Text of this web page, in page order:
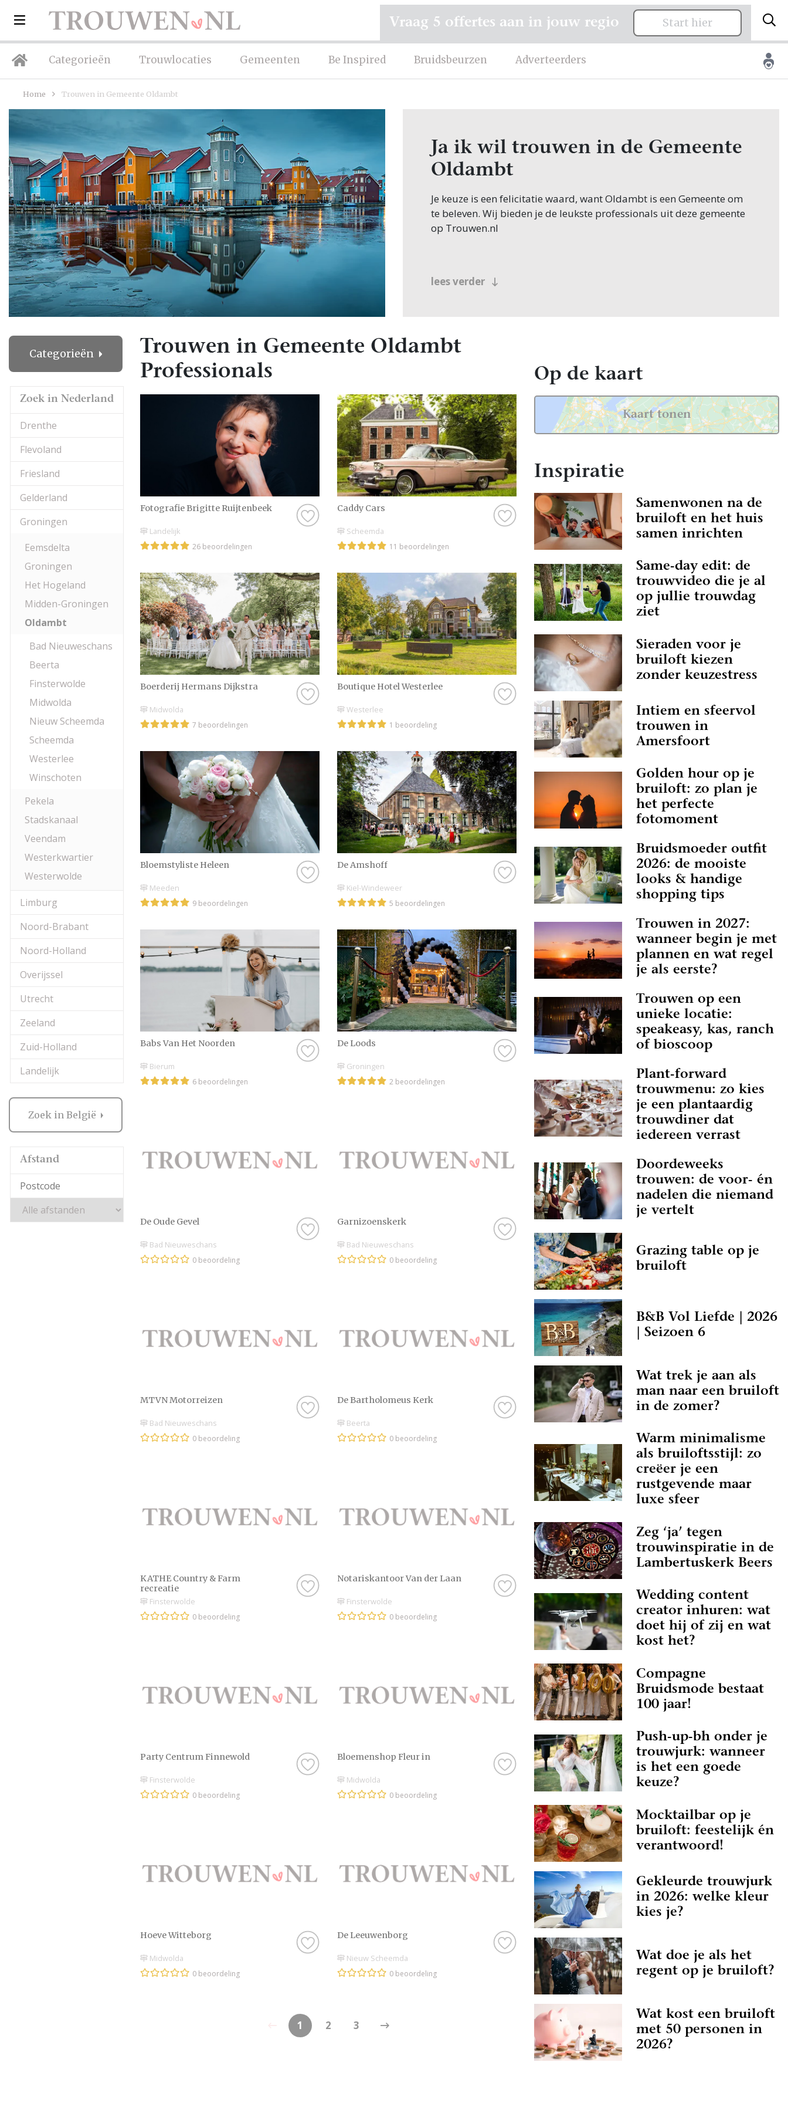
Categorieën Trouwlocaties Gemeenten Be Inspired Bruidsbeurzen Adverteerders
Vraag 5 offertes aan in jouw regio Start hier
Home Trouwen in Gemeente Oldambt
Ja ik wil trouwen in de Gemeente
Oldambt
Je keuze is een felicitatie waard, want Oldambt is een Gemeente om
te beleven. Wij bieden je de leukste professionals uit deze gemeente
op Trouwen.nl
lees verder
Categorieën
Zoek in Nederland
Drenthe
Flevoland
Friesland
Gelderland
Groningen
Eemsdelta
Groningen
Het Hogeland
Midden-Groningen
Oldambt
Bad Nieuweschans
Beerta
Finsterwolde
Midwolda
Nieuw Scheemda
Scheemda
Westerlee
Winschoten
Pekela
Stadskanaal
Veendam
Westerkwartier
Westerwolde
Limburg
Noord-Brabant
Noord-Holland
Overijssel
Utrecht
Zeeland
Zuid-Holland
Landelijk
Zoek in België
Afstand
Trouwen in Gemeente Oldambt
Professionals
Fotografie Brigitte Ruijtenbeek
Landelijk
26 beoordelingen
Caddy Cars
Scheemda
11 beoordelingen
Boerderij Hermans Dijkstra
Midwolda
7 beoordelingen
Boutique Hotel Westerlee
Westerlee
1 beoordeling
Bloemstyliste Heleen
Meeden
9 beoordelingen
De Amshoff
Kiel-Windeweer
5 beoordelingen
Babs Van Het Noorden
Bierum
6 beoordelingen
De Loods
Groningen
2 beoordelingen
De Oude Gevel
Bad Nieuweschans
0 beoordeling
Garnizoenskerk
Bad Nieuweschans
0 beoordeling
MTVN Motorreizen
Bad Nieuweschans
0 beoordeling
De Bartholomeus Kerk
Beerta
0 beoordeling
KATHE Country & Farm
recreatie
Finsterwolde
0 beoordeling
Notariskantoor Van der Laan
Finsterwolde
0 beoordeling
Party Centrum Finnewold
Finsterwolde
0 beoordeling
Bloemenshop Fleur in
Midwolda
0 beoordeling
Hoeve Witteborg
Midwolda
0 beoordeling
De Leeuwenborg
Nieuw Scheemda
0 beoordeling
1 2 3
Op de kaart
Kaart tonen
Inspiratie
Samenwonen na de
bruiloft en het huis
samen inrichten
Same-day edit: de
trouwvideo die je al
op jullie trouwdag
ziet
Sieraden voor je
bruiloft kiezen
zonder keuzestress
Intiem en sfeervol
trouwen in
Amersfoort
Golden hour op je
bruiloft: zo plan je
het perfecte
fotomoment
Bruidsmoeder outfit
2026: de mooiste
looks & handige
shopping tips
Trouwen in 2027:
wanneer begin je met
plannen en wat regel
je als eerste?
Trouwen op een
unieke locatie:
speakeasy, kas, ranch
of bioscoop
Plant-forward
trouwmenu: zo kies
je een plantaardig
trouwdiner dat
iedereen verrast
Doordeweeks
trouwen: de voor- én
nadelen die niemand
je vertelt
Grazing table op je
bruiloft
B&B Vol Liefde | 2026
| Seizoen 6
Wat trek je aan als
man naar een bruiloft
in de zomer?
Warm minimalisme
als bruiloftsstijl: zo
creëer je een
rustgevende maar
luxe sfeer
Zeg ‘ja’ tegen
trouwinspiratie in de
Lambertuskerk Beers
Wedding content
creator inhuren: wat
doet hij of zij en wat
kost het?
Compagne
Bruidsmode bestaat
100 jaar!
Push-up-bh onder je
trouwjurk: wanneer
is het een goede
keuze?
Mocktailbar op je
bruiloft: feestelijk én
verantwoord!
Gekleurde trouwjurk
in 2026: welke kleur
kies je?
Wat doe je als het
regent op je bruiloft?
Wat kost een bruiloft
met 50 personen in
2026?